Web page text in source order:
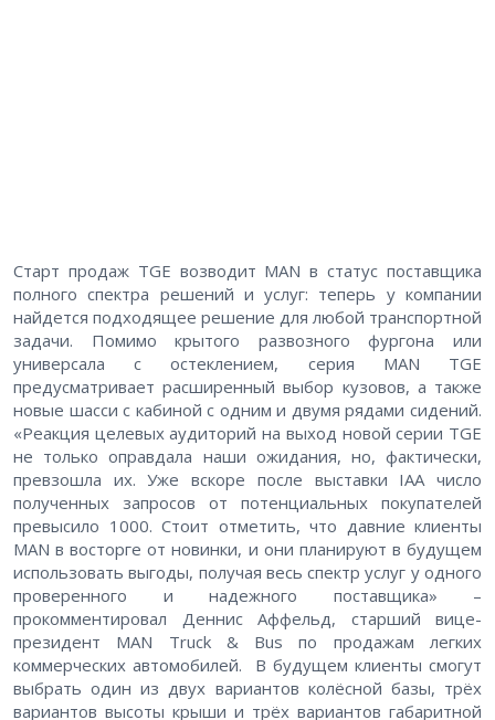
Старт продаж TGE возводит MAN в статус поставщика
полного спектра решений и услуг: теперь у компании
найдется подходящее решение для любой транспортной
задачи. Помимо крытого развозного фургона или
универсала с остеклением, серия MAN TGE
предусматривает расширенный выбор кузовов, а также
новые шасси с кабиной с одним и двумя рядами сидений.
«Реакция целевых аудиторий на выход новой серии TGE
не только оправдала наши ожидания, но, фактически,
превзошла их. Уже вскоре после выставки IAA число
полученных запросов от потенциальных покупателей
превысило 1000. Стоит отметить, что давние клиенты
MAN в восторге от новинки, и они планируют в будущем
использовать выгоды, получая весь спектр услуг у одного
проверенного и надежного поставщика» –
прокомментировал Деннис Аффельд, старший вице-
президент MAN Truck & Bus по продажам легких
коммерческих автомобилей. В будущем клиенты смогут
выбрать один из двух вариантов колёсной базы, трёх
вариантов высоты крыши и трёх вариантов габаритной